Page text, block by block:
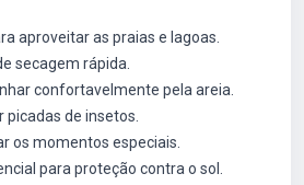
aproveitar as praias e lagoas.
secagem rápida.
confortavelmente pela areia.
picadas de insetos.
os momentos especiais.
para proteção contra o sol.